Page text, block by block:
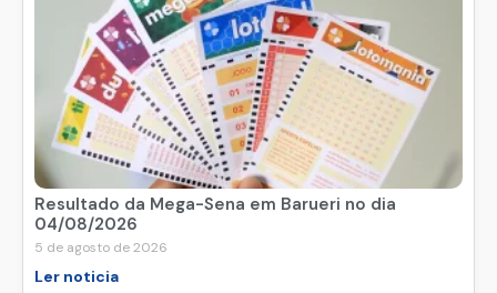
Resultado da Mega-Sena em Barueri no dia
04/08/2026
5 de agosto de 2026
Ler noticia